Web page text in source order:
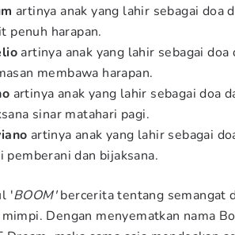
artinya anak yang lahir sebagai doa
penuh harapan.
artinya anak yang lahir sebagai doa
membawa harapan.
artinya anak yang lahir sebagai doa
sinar matahari pagi.
artinya anak yang lahir sebagai
dan bijaksana.
'BOOM'bercerita tentang semangat
Dengan menyematkan nama